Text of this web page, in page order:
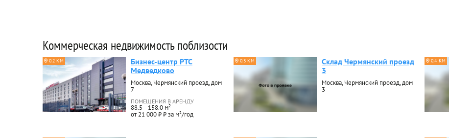
Коммерческая недвижимость поблизости
0.2 КМ
Бизнес-центр РТС
Медведково
Москва, Чермянский проезд, дом
7
ПОМЕЩЕНИЯ В АРЕНДУ
88.5—158.0 м²
от 21 000 ₽ ₽ за м²/год
0.3 КМ
Склад Чермянский проезд
3
Москва, Чермянский проезд, дом
3
0.4 КМ